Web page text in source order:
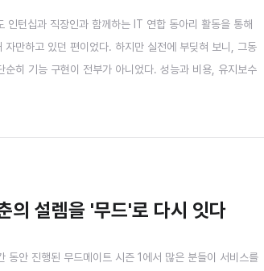
턴십과 직장인과 함께하는 IT 연합 동아리 활동을 통해
만하고 있던 편이었다. 하지만 실전에 부딪혀 보니, 그동
히 기능 구현이 전부가 아니었다. 성능과 비용, 유지보수
설렘을 '무드'로 다시 잇다
안 진행된 무드메이트 시즌 1에서 많은 분들이 서비스를